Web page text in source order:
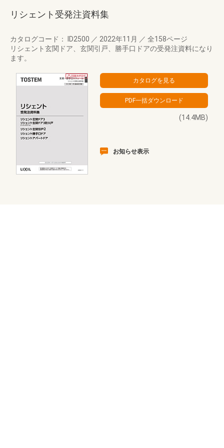
リシェント受発注資料集
カタログコード： ID2500 ／ 2022年11月 ／ 全158ページ
リシェント玄関ドア、玄関引戸、勝手口ドアの受発注資料になり
ます。
(14.4MB)
お知らせ表示